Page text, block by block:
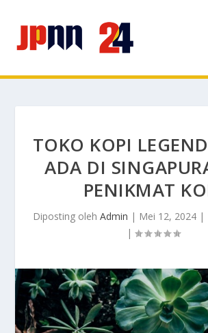
TOKO KOPI
ADA DI
PENIKMAT
Diposting oleh Admin | Mei 12, 2024 |
|